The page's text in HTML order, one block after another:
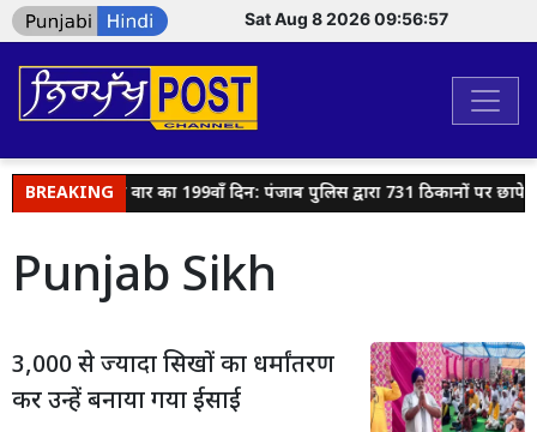
Sat Aug 8 2026 09:56:57
BREAKING
गैंगस्टरां ते वार का 199वाँ दिन: पंजाब पुलिस द्वारा 731 ठिकानों पर
Punjab Sikh
3,000 से ज्यादा सिखों का धर्मांतरण
कर उन्हें बनाया गया ईसाई